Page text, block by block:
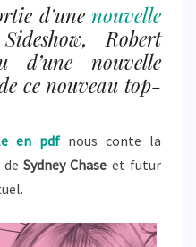
d’une nouvelle
Robert
d’une nouvelle
ce nouveau top-
en pdfnous conte la
Sydney Chase et futur